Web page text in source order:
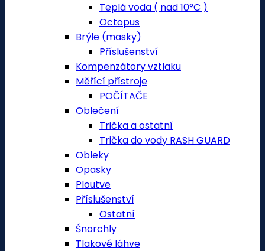
Teplá voda ( nad 10°C )
Octopus
Brýle (masky)
Příslušenství
Kompenzátory vztlaku
Měřící přístroje
POČÍTAČE
Oblečení
Trička a ostatní
Trička do vody RASH GUARD
Obleky
Opasky
Ploutve
Příslušenství
Ostatní
Šnorchly
Tlakové láhve